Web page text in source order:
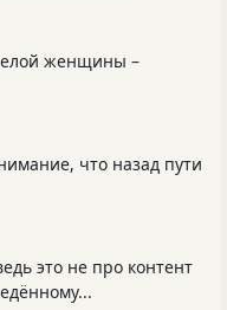
женщины –
что назад пути
это не про контент